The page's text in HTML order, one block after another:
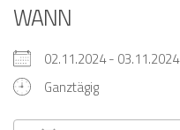
WANN
02.11.2024 - 03.11.2024
Ganztägig